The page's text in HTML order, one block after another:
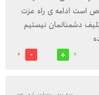
است ادامه ی راه عزت
دشمنانمان نیستیم
0
0